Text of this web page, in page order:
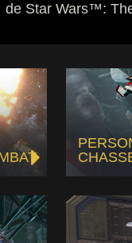
de Star Wars™: